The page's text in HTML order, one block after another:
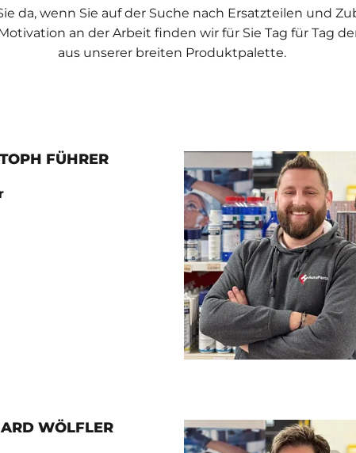
da, wenn Sie auf der Suche nach Ersatzteilen und
an der Arbeit finden wir für Sie Tag für Tag
aus unserer breiten Produktpalette.
FÜHRER
WÖLFLER